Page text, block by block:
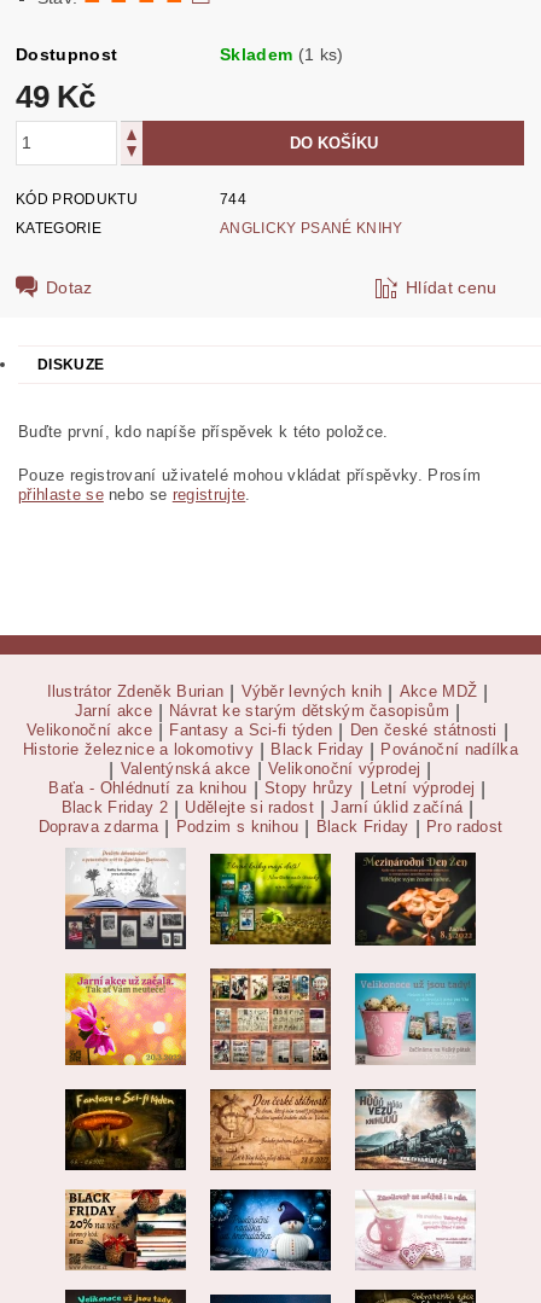
Dostupnost Skladem (1 ks)
49 Kč
KÓD PRODUKTU
744
KATEGORIE
ANGLICKY PSANÉ KNIHY
Dotaz Hlídat cenu
DISKUZE
Buďte první, kdo napíše příspěvek k této položce.
Pouze registrovaní uživatelé mohou vkládat příspěvky. Prosím
přihlaste senebo se registrujte.
Ilustrátor Zdeněk Burian Výběr levných knih Akce MDŽ
Jarní akce Návrat ke starým dětským časopisům
Velikonoční akce Fantasy a Sci-fi týden Den české státnosti
Historie železnice a lokomotivy Black Friday Povánoční nadílka
Valentýnská akce Velikonoční výprodej
Baťa - Ohlédnutí za knihou Stopy hrůzy Letní výprodej
Black Friday 2 Udělejte si radost Jarní úklid začíná
Doprava zdarma Podzim s knihou Black Friday Pro radost